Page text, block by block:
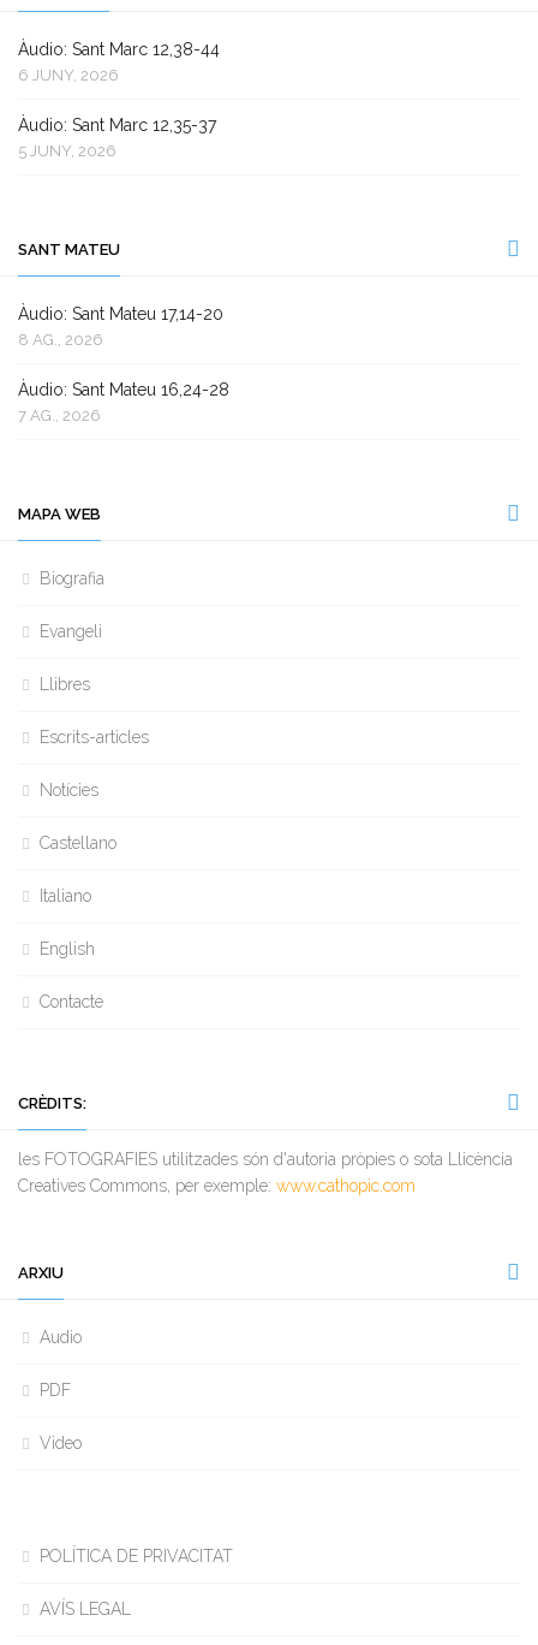
Àudio: Sant Marc 12,38-44
6 JUNY, 2026
Àudio: Sant Marc 12,35-37
5 JUNY, 2026
SANT MATEU
Àudio: Sant Mateu 17,14-20
8 AG., 2026
Àudio: Sant Mateu 16,24-28
7 AG., 2026
MAPA WEB
Biografia
Evangeli
Llibres
Escrits-articles
Notícies
Castellano
Italiano
English
Contacte
CRÈDITS:
les FOTOGRAFIES utilitzades són d'autoria pròpies o sota Llicència
Creatives Commons, per exemple: www.cathopic.com
ARXIU
Audio
PDF
Video
POLÍTICA DE PRIVACITAT
AVÍS LEGAL